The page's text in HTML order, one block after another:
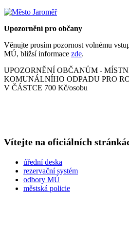
Upozornění pro občany
Věnujte prosím pozornost volnému
MÚ, bližsí informace zde.
UPOZORNĚNÍ OBČANŮM -
KOMUNÁLNÍHO ODPADU PRO
V ČÁSTCE 700 Kč/osobu
Vítejte na oficiálních
úřední deska
rezervační systém
odbory MÚ
městská policie